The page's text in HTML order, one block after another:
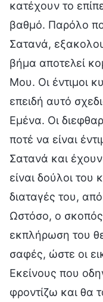
κατέχουν το
βαθμό. Παρόλο
Σατανά,
βήμα αποτελεί
Μου. Οι έντιμοι
επειδή αυτό
Εμένα. Οι
ποτέ να είναι
Σατανά και
είναι δούλοι του
διαταγές του,
Ωστόσο, ο
εκπλήρωση του
σαφές, ώστε οι
Εκείνους που
φροντίζω και θα